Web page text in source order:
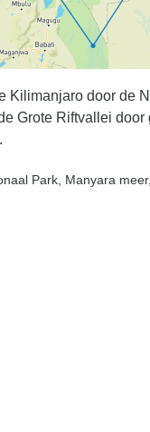
Kilimanjaro door de
Grote Riftvallei
Park , Manyara meer